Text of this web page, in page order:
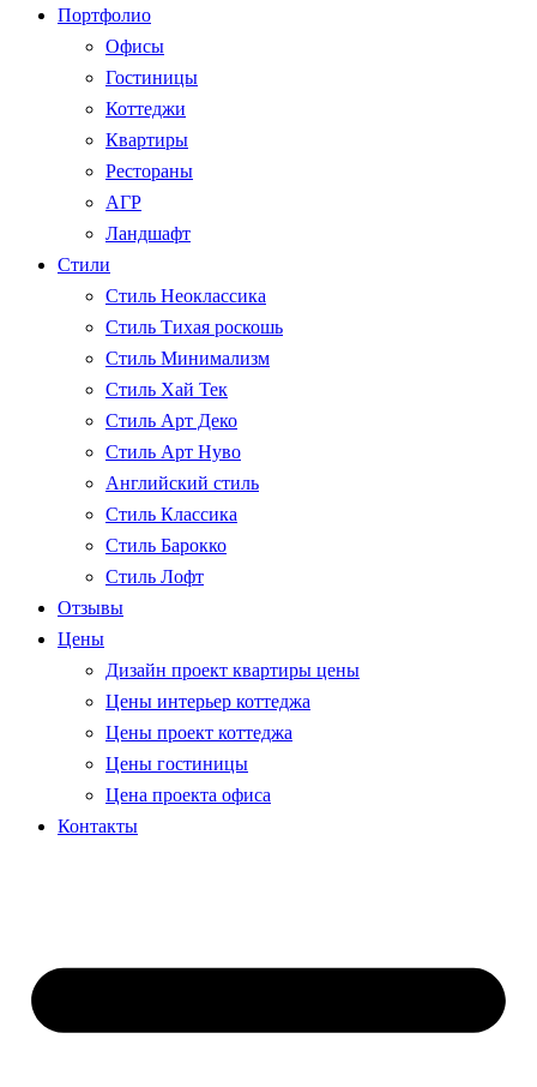
Портфолио
Офисы
Гостиницы
Коттеджи
Квартиры
Рестораны
АГР
Ландшафт
Стили
Стиль Неоклассика
Стиль Тихая роскошь
Стиль Минимализм
Стиль Хай Тек
Стиль Арт Деко
Стиль Арт Нуво
Английский стиль
Стиль Классика
Стиль Барокко
Стиль Лофт
Отзывы
Цены
Дизайн проект квартиры цены
Цены интерьер коттеджа
Цены проект коттеджа
Цены гостиницы
Цена проекта офиса
Контакты